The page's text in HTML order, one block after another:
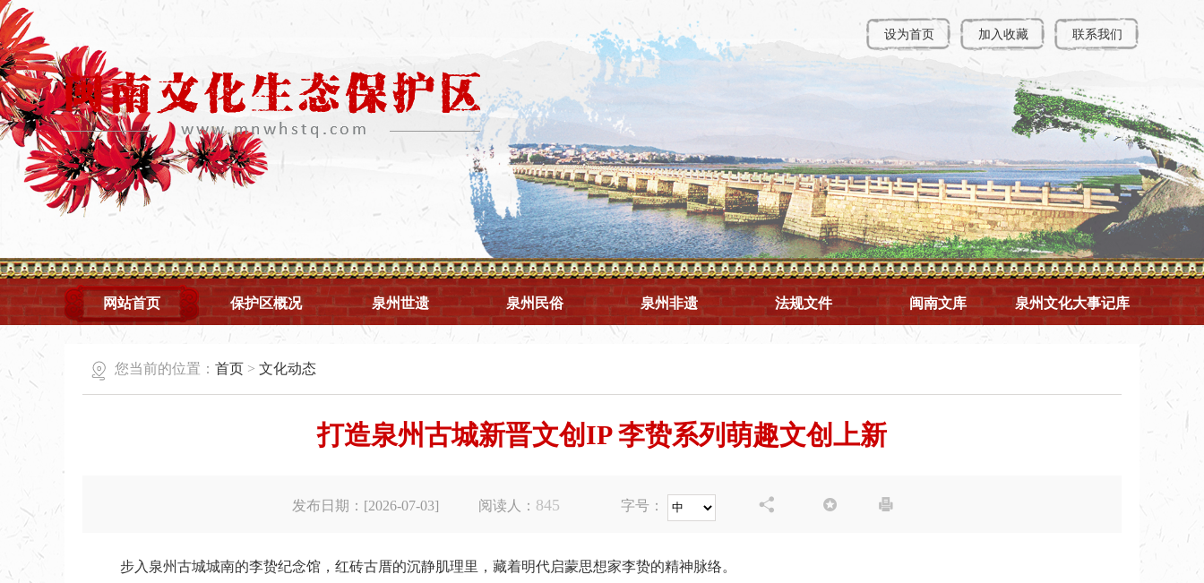
设为首页 加入收藏 联系我们
网站首页 保护区概况 泉州世遗 泉州民俗 泉州非遗 法规文件 闽南文库 泉州文化大事记库
您当前的位置： 首页 > 文化动态
打造泉州古城新晋文创IP 李贽系列萌趣文创上新
发布日期：[2026-07-03] 阅读人： 845 字号：   
步入泉州古城城南的李贽纪念馆，红砖古厝的沉静肌理里，藏着明代启蒙思想家李贽的精神脉络。